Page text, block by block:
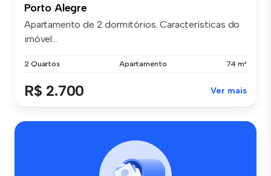
Porto Alegre
Apartamento de 2 dormitórios. Características do
imóvel...
2 Quartos Apartamento 74 m²
R$ 2.700 Ver mais